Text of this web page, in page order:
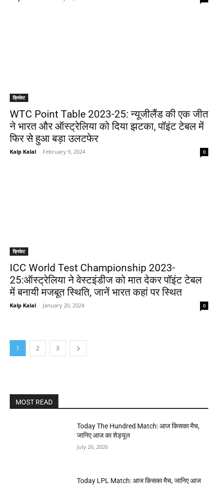
क्रिकेट
WTC Point Table 2023-25: न्यूजीलैंड की एक जीत
ने भारत और ऑस्ट्रेलिया को दिया झटका, पॉइंट टेबल में
फिर से हुआ बड़ा उलटफेर
Kalp Kalal - February 9, 2024 0
क्रिकेट
ICC World Test Championship 2023-
25:ऑस्ट्रेलिया ने वेस्टइंडीज को मात देकर पॉइंट टेबल
में बनायी मजबूत स्थिति, जानें भारत कहां पर स्थित
Kalp Kalal - January 20, 2024 0
1 2 3
MOST READ
Today The Hundred Match: आज किसका मैच,
जानिए आज का शेड्यूल
July 26, 2026
Today LPL Match: आज किसका मैच, जानिए आज